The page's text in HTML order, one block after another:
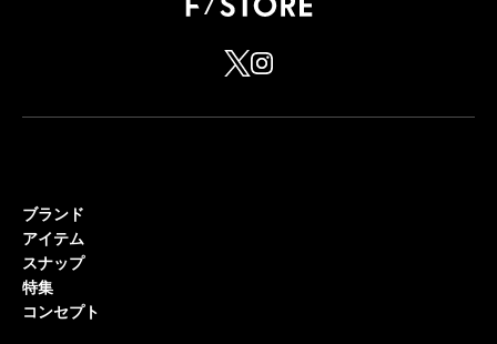
ブランド
アイテム
スナップ
特集
コンセプト